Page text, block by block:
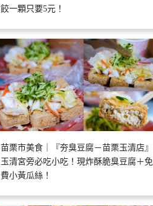
餃一顆只要5元！
苗栗市美食｜『夯臭豆腐－苗栗玉清店』
玉清宮旁必吃小吃！現炸酥脆臭豆腐＋免
費小黃瓜絲！